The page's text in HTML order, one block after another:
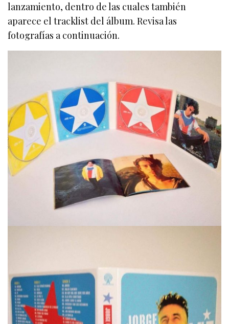
lanzamiento, dentro de las cuales también
aparece el tracklist del álbum. Revisa las
fotografías a continuación.